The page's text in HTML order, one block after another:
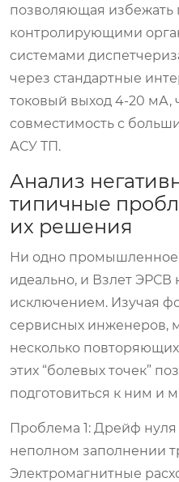
позволяющая избежать
контролирующими
системами
через стандартные
токовый выход 4-20 мА,
совместимость с
АСУ ТП.
Анализ
типичные
их решения
Ни одно промышленное
идеально, и Взлет ЭРСВ
исключением. Изучая
сервисных инженеров,
несколько
этих “болевых точек”
подготовиться к ним и
Проблема 1: Дрейф
неполном заполнении
Электромагнитные